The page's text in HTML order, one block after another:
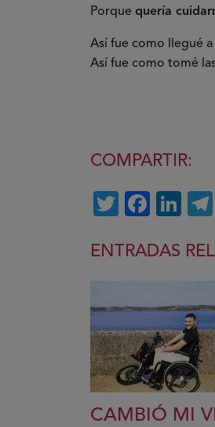
Porque quería
Así fue como llegué
Así fue como tomé
COMPARTIR:
Twitter
ENTRADAS
CAMBIÓ MI